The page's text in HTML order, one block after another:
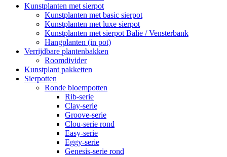
Kunstplanten met sierpot
Kunstplanten met basic sierpot
Kunstplanten met luxe sierpot
Kunstplanten met sierpot Balie / Vensterbank
Hangplanten (in pot)
Verrijdbare plantenbakken
Roomdivider
Kunstplant pakketten
Sierpotten
Ronde bloempotten
Rib-serie
Clay-serie
Groove-serie
Clou-serie rond
Easy-serie
Eggy-serie
Genesis-serie rond